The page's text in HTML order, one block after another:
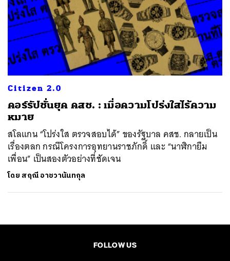
Citizen 2.0
คอร์รัปชั่นยุค คสช. : เมื่อความโปร่งใสไร้ความ
หมาย
สโลแกน “โปร่งใส ตรวจสอบได้” ของรัฐบาล คสช. กลายเป็น
เรื่องตลก กรณีโครงการอุทยานราชภักดิ์ และ “นาฬิกายืม
เพื่อน” เป็นสองตัวอย่างที่ชัดเจน
โดย สฤณี อาชวานันทกุล
FOLLOW US
SHARE TWEET LINE EMAIL